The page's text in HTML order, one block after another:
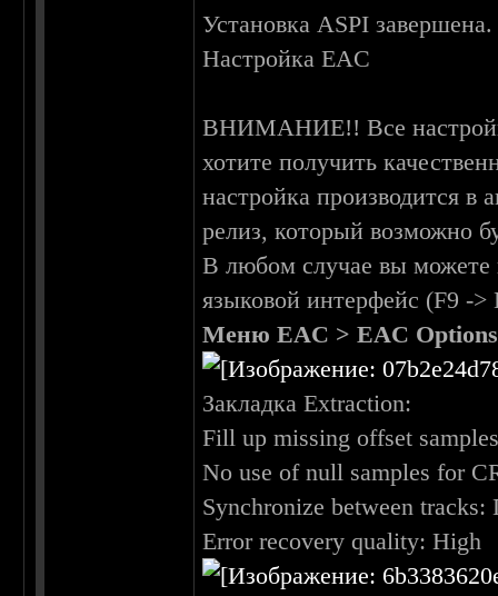
Установка ASPI завершена.
Настройка EAC
ВНИМАНИЕ!! Все
хотите получить
настройка производится в
релиз, который возможно
В любом случае вы можете
языковой интерфейс (F9 -
Меню EAC > EAC
Закладка Extraction:
Fill up missing offset
No use of null samples for
Synchronize between tracks:
Error recovery quality: High